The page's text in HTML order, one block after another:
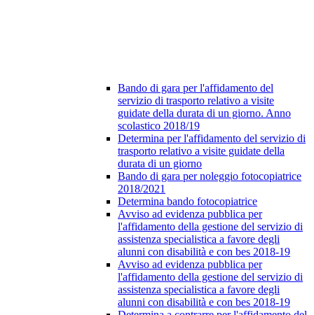
Bando di gara per l'affidamento del
servizio di trasporto relativo a visite
guidate della durata di un giorno. Anno
scolastico 2018/19
Determina per l'affidamento del servizio di
trasporto relativo a visite guidate della
durata di un giorno
Bando di gara per noleggio fotocopiatrice
2018/2021
Determina bando fotocopiatrice
Avviso ad evidenza pubblica per
l'affidamento della gestione del servizio di
assistenza specialistica a favore degli
alunni con disabilità e con bes 2018-19
Avviso ad evidenza pubblica per
l'affidamento della gestione del servizio di
assistenza specialistica a favore degli
alunni con disabilità e con bes 2018-19